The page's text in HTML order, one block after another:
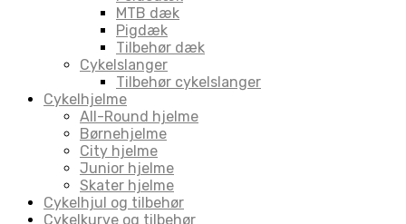
MTB dæk
Pigdæk
Tilbehør dæk
Cykelslanger
Tilbehør cykelslanger
Cykelhjelme
All-Round hjelme
Børnehjelme
City hjelme
Junior hjelme
Skater hjelme
Cykelhjul og tilbehør
Cykelkurve og tilbehør